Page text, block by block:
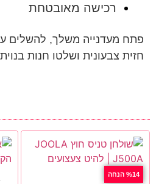
רכישה מאובטחת
פתח מעדנייה משלך, להשלים
חזית צבעונית ושלטו חנות
%14 הנחה